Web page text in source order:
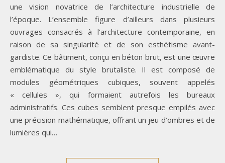
une vision novatrice de l’architecture industrielle de
l’époque. L’ensemble figure d’ailleurs dans plusieurs
ouvrages consacrés à l’architecture contemporaine, en
raison de sa singularité et de son esthétisme avant-
gardiste. Ce bâtiment, conçu en béton brut, est une œuvre
emblématique du style brutaliste. Il est composé de
modules géométriques cubiques, souvent appelés
« cellules », qui formaient autrefois les bureaux
administratifs. Ces cubes semblent presque empilés avec
une précision mathématique, offrant un jeu d’ombres et de
lumières qui…